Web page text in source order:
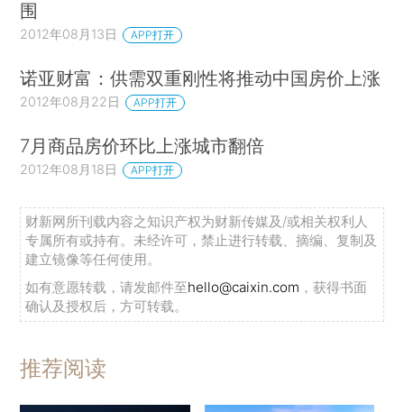
围
2012年08月13日 APP打开
诺亚财富：供需双重刚性将推动中国房价上涨
2012年08月22日 APP打开
7月商品房价环比上涨城市翻倍
2012年08月18日 APP打开
财新网所刊载内容之知识产权为财新传媒及/或相关权利人
专属所有或持有。未经许可，禁止进行转载、摘编、复制及
建立镜像等任何使用。
如有意愿转载，请发邮件至hello@caixin.com ，获得书面
确认及授权后，方可转载。
推荐阅读